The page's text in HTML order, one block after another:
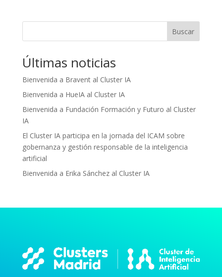
Buscar
Últimas noticias
Bienvenida a Bravent al Cluster IA
Bienvenida a HueIA al Cluster IA
Bienvenida a Fundación Formación y Futuro al Cluster
IA
El Cluster IA participa en la jornada del ICAM sobre
gobernanza y gestión responsable de la inteligencia
artificial
Bienvenida a Erika Sánchez al Cluster IA